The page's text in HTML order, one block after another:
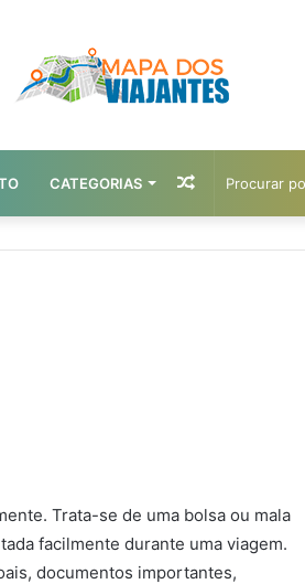
CATEGORIAS Artigo
aleatório
Trata-se de uma bolsa ou mala
facilmente durante uma viagem.
documentos importantes,